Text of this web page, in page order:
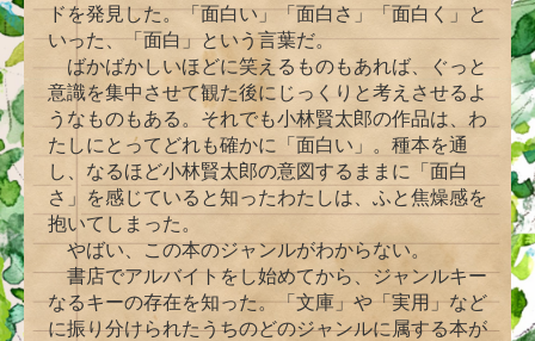
ドを発見した。「面白い」「面白さ」「面白く」と
いった、「面白」という言葉だ。
ばかばかしいほどに笑えるものもあれば、ぐっと
意識を集中させて観た後にじっくりと考えさせるよ
うなものもある。それでも小林賢太郎の作品は、わ
たしにとってどれも確かに「面白い」。種本を通
し、なるほど小林賢太郎の意図するままに「面白
さ」を感じていると知ったわたしは、ふと焦燥感を
抱いてしまった。
やばい、この本のジャンルがわからない。
書店でアルバイトをし始めてから、ジャンルキー
なるキーの存在を知った。「文庫」や「実用」など
に振り分けられたうちのどのジャンルに属する本が